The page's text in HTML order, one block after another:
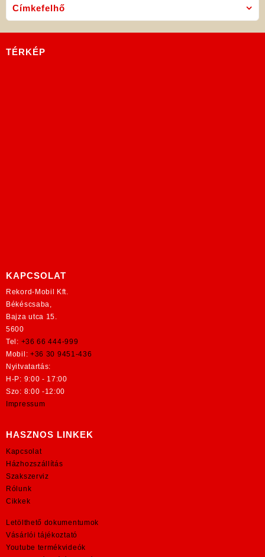
Címkefelhő
TÉRKÉP
KAPCSOLAT
Rekord-Mobil Kft.
Békéscsaba,
Bajza utca 15.
5600
Tel: +36 66 444-999
Mobil: +36 30 9451-436
Nyitvatartás:
H-P: 9:00 - 17:00
Szo: 8:00 -12:00
Impressum
HASZNOS LINKEK
Kapcsolat
Házhozszállítás
Szakszerviz
Rólunk
Cikkek
Letölthető dokumentumok
Vásárlói tájékoztató
Youtube termékvideók